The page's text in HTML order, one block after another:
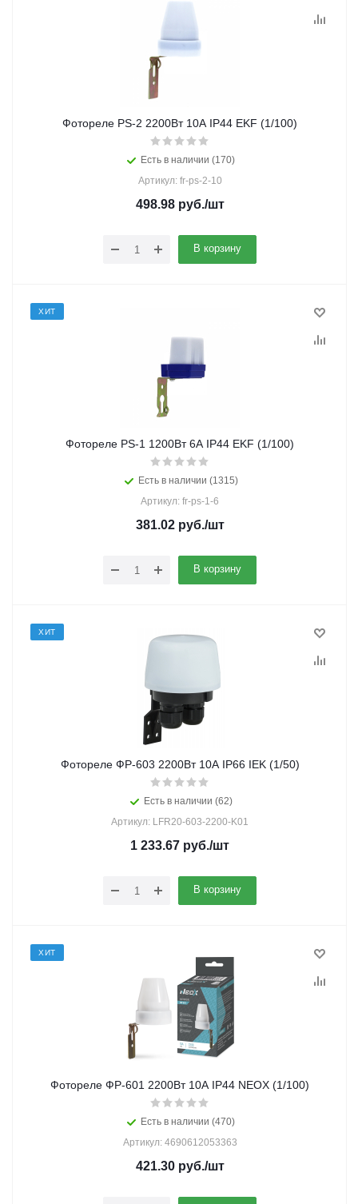
Фотореле PS-2 2200Вт 10А IP44 EKF (1/100)
Есть в наличии (170)
Артикул: fr-ps-2-10
498.98руб./шт
В корзину
ХИТ
Фотореле PS-1 1200Вт 6А IP44 EKF (1/100)
Есть в наличии (1315)
Артикул: fr-ps-1-6
381.02руб./шт
В корзину
ХИТ
Фотореле ФР-603 2200Вт 10А IP66 IEK (1/50)
Есть в наличии (62)
Артикул: LFR20-603-2200-K01
1 233.67 руб./шт
В корзину
ХИТ
Фотореле ФР-601 2200Вт 10А IP44 NEOX (1/100)
Есть в наличии (470)
Артикул: 4690612053363
421.30руб./шт